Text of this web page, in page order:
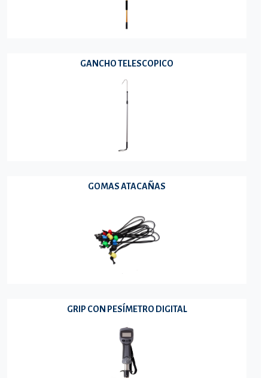
GANCHO TELESCOPICO
GOMAS ATACAÑAS
GRIP CON PESÍMETRO DIGITAL